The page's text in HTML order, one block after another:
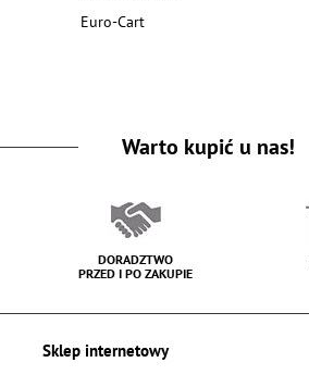
Euro-Cart
Warto kupić u nas!
DORADZTWO
PRZED I PO ZAKUPIE
Sklep internetowy